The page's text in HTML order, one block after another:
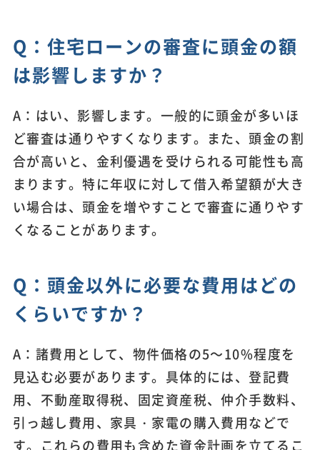
Q：住宅ローンの審査に頭金の額
は影響しますか？
A：はい、影響します。一般的に頭金が多いほ
ど審査は通りやすくなります。また、頭金の割
合が高いと、金利優遇を受けられる可能性も高
まります。特に年収に対して借入希望額が大き
い場合は、頭金を増やすことで審査に通りやす
くなることがあります。
Q：頭金以外に必要な費用はどの
くらいですか？
A：諸費用として、物件価格の5～10%程度を
見込む必要があります。具体的には、登記費
用、不動産取得税、固定資産税、仲介手数料、
引っ越し費用、家具・家電の購入費用などで
す。これらの費用も含めた資金計画を立てるこ